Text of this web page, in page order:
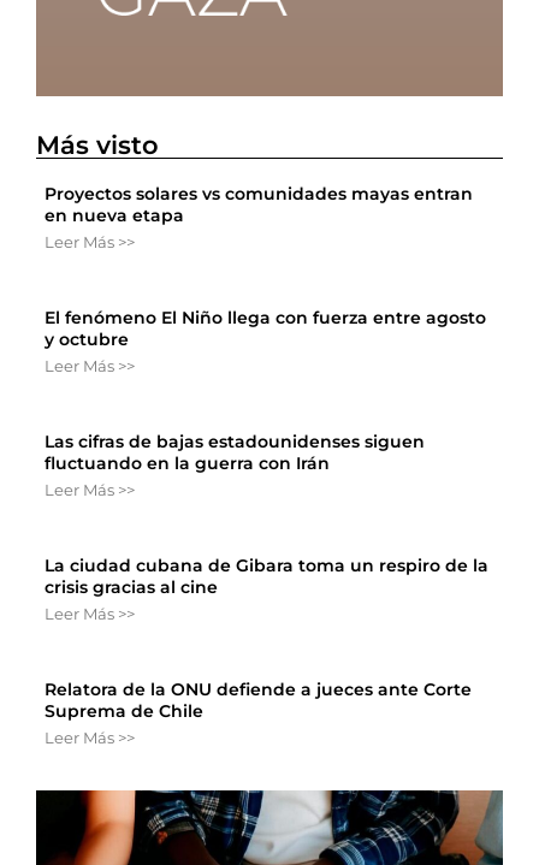
Más visto
Proyectos solares vs comunidades mayas entran
en nueva etapa
Leer Más >>
El fenómeno El Niño llega con fuerza entre agosto
y octubre
Leer Más >>
Las cifras de bajas estadounidenses siguen
fluctuando en la guerra con Irán
Leer Más >>
La ciudad cubana de Gibara toma un respiro de la
crisis gracias al cine
Leer Más >>
Relatora de la ONU defiende a jueces ante Corte
Suprema de Chile
Leer Más >>